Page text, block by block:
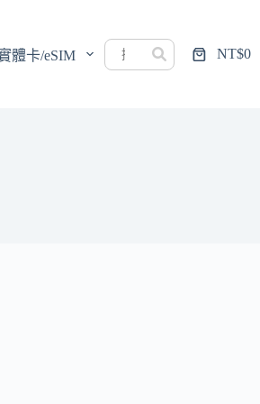
體卡/eSIM
購
NT$0